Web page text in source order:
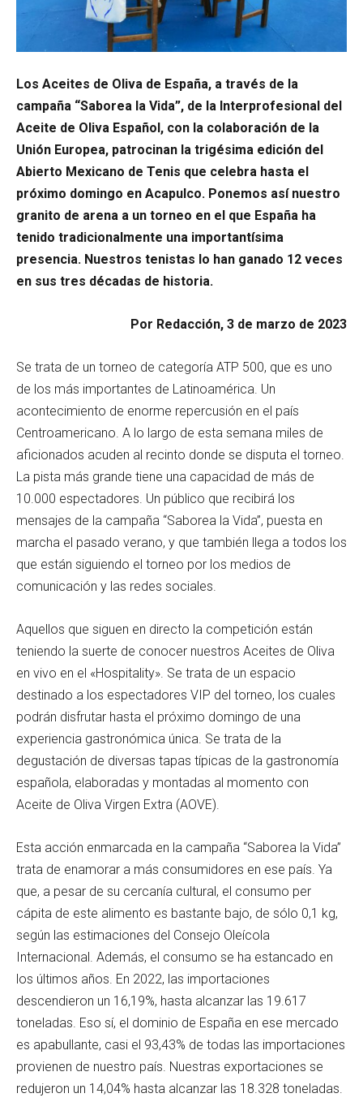
Los Aceites de Oliva de España, a través de la
campaña “Saborea la Vida”, de la Interprofesional del
Aceite de Oliva Español, con la colaboración de la
Unión Europea, patrocinan la trigésima edición del
Abierto Mexicano de Tenis que celebra hasta el
próximo domingo en Acapulco. Ponemos así nuestro
granito de arena a un torneo en el que España ha
tenido tradicionalmente una importantísima
presencia. Nuestros tenistas lo han ganado 12 veces
en sus tres décadas de historia.
Por Redacción, 3 de marzo de 2023
Se trata de un torneo de categoría ATP 500, que es uno
de los más importantes de Latinoamérica. Un
acontecimiento de enorme repercusión en el país
Centroamericano. A lo largo de esta semana miles de
aficionados acuden al recinto donde se disputa el torneo.
La pista más grande tiene una capacidad de más de
10.000 espectadores. Un público que recibirá los
mensajes de la campaña “Saborea la Vida”, puesta en
marcha el pasado verano, y que también llega a todos los
que están siguiendo el torneo por los medios de
comunicación y las redes sociales.
Aquellos que siguen en directo la competición están
teniendo la suerte de conocer nuestros Aceites de Oliva
en vivo en el «Hospitality». Se trata de un espacio
destinado a los espectadores VIP del torneo, los cuales
podrán disfrutar hasta el próximo domingo de una
experiencia gastronómica única. Se trata de la
degustación de diversas tapas típicas de la gastronomía
española, elaboradas y montadas al momento con
Aceite de Oliva Virgen Extra (AOVE).
Esta acción enmarcada en la campaña “Saborea la Vida”
trata de enamorar a más consumidores en ese país. Ya
que, a pesar de su cercanía cultural, el consumo per
cápita de este alimento es bastante bajo, de sólo 0,1 kg,
según las estimaciones del Consejo Oleícola
Internacional. Además, el consumo se ha estancado en
los últimos años. En 2022, las importaciones
descendieron un 16,19%, hasta alcanzar las 19.617
toneladas. Eso sí, el dominio de España en ese mercado
es apabullante, casi el 93,43% de todas las importaciones
provienen de nuestro país. Nuestras exportaciones se
redujeron un 14,04% hasta alcanzar las 18.328 toneladas.